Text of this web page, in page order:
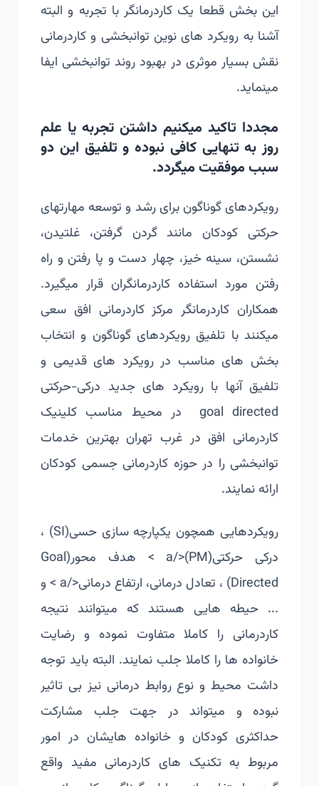
این بخش قطعا یک کاردرمانگر با تجربه و البته
آشنا به رویکرد های نوین توانبخشی و کاردرمانی
نقش بسیار موثری در بهبود روند توانبخشی ایفا
مینماید.
مجددا تاکید میکنیم داشتن تجربه یا علم
روز به تنهایی کافی نبوده و تلفیق این دو
سبب موفقیت میگردد.
رویکردهای گوناگون برای رشد و توسعه مهارتهای
حرکتی کودکان مانند گردن گرفتن، غلتیدن،
نشستن، سینه خیز، چهار دست و پا رفتن و راه
رفتن مورد استفاده کاردرمانگران قرار میگیرد.
همکاران کاردرمانگر مرکز کاردرمانی افق سعی
میکنند با تلفیق رویکردهای گوناگون و انتخاب
بخش های مناسب در رویکرد های قدیمی و
تلفیق آنها با رویکرد های جدید درکی-حرکتی
goal directed در محیط مناسب کلینیک
کاردرمانی افق در غرب تهران بهترین خدمات
توانبخشی را در حوزه کاردرمانی جسمی کودکان
ارائه نمایند.
رویکردهایی همچون یکپارچه سازی حسی(SI)
،
درکی حرکتی(PM)</a > هدف محور(Goal
Directed) ، تعادل درمانی،
ارتفاع درمانی</a > و
... حیطه هایی هستند که میتوانند نتیجه
کاردرمانی را کاملا متفاوت نموده و رضایت
خانواده ها را کاملا جلب نمایند. البته باید توجه
داشت محیط و نوع روابط درمانی نیز بی تاثیر
نبوده و میتواند در جهت جلب مشارکت
حداکثری کودکان و خانواده هایشان در امور
مربوط به تکنیک های کاردرمانی مفید واقع